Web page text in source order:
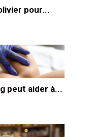
pour...
peut aider à...